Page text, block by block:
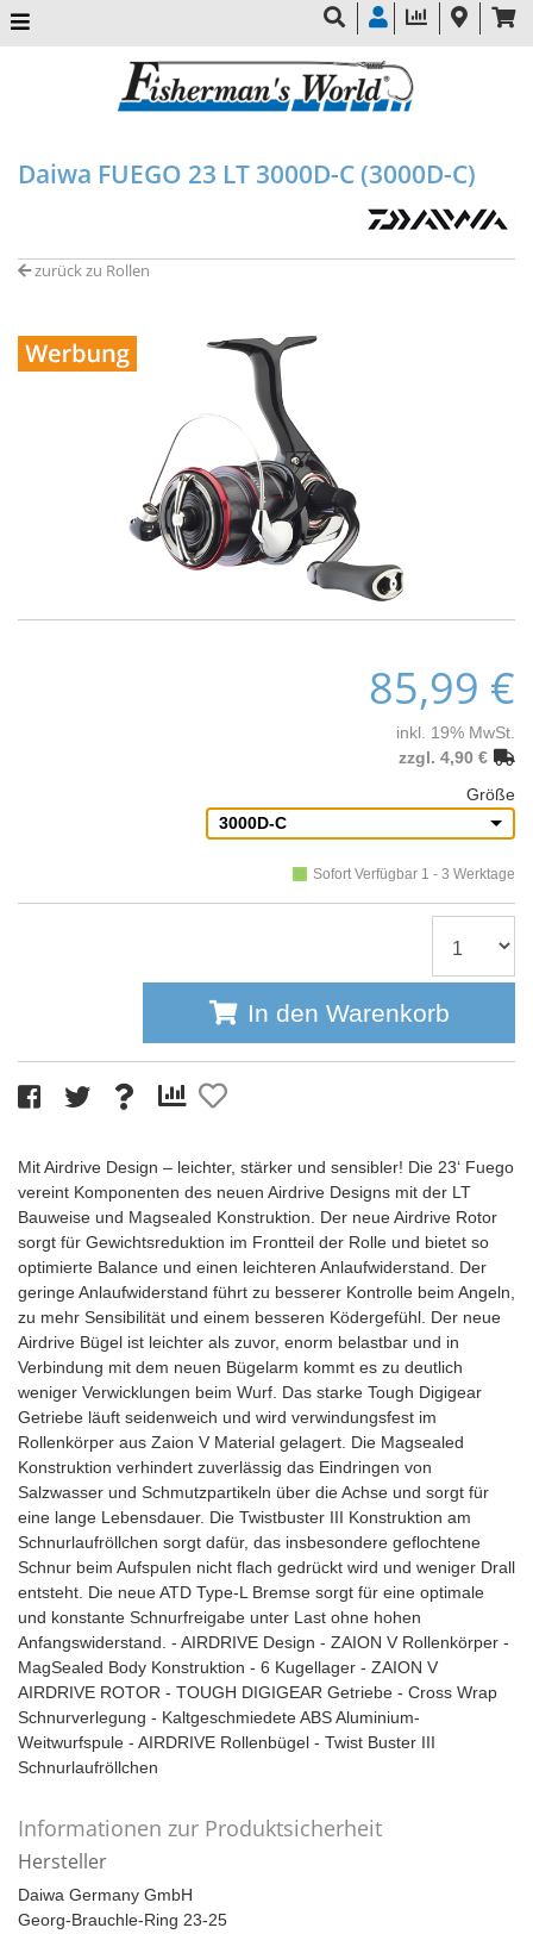
Daiwa FUEGO 23 LT 3000D-C (3000D-C)
zurück zu Rollen
85,99 €
inkl. 19% MwSt.
zzgl. 4,90 €
Größe
3000D-C
Sofort Verfügbar 1 - 3 Werktage
In den Warenkorb
Mit Airdrive Design – leichter, stärker und sensibler! Die 23‘ Fuego
vereint Komponenten des neuen Airdrive Designs mit der LT
Bauweise und Magsealed Konstruktion. Der neue Airdrive Rotor
sorgt für Gewichtsreduktion im Frontteil der Rolle und bietet so
optimierte Balance und einen leichteren Anlaufwiderstand. Der
geringe Anlaufwiderstand führt zu besserer Kontrolle beim Angeln,
zu mehr Sensibilität und einem besseren Ködergefühl. Der neue
Airdrive Bügel ist leichter als zuvor, enorm belastbar und in
Verbindung mit dem neuen Bügelarm kommt es zu deutlich
weniger Verwicklungen beim Wurf. Das starke Tough Digigear
Getriebe läuft seidenweich und wird verwindungsfest im
Rollenkörper aus Zaion V Material gelagert. Die Magsealed
Konstruktion verhindert zuverlässig das Eindringen von
Salzwasser und Schmutzpartikeln über die Achse und sorgt für
eine lange Lebensdauer. Die Twistbuster III Konstruktion am
Schnurlaufröllchen sorgt dafür, das insbesondere geflochtene
Schnur beim Aufspulen nicht flach gedrückt wird und weniger Drall
entsteht. Die neue ATD Type-L Bremse sorgt für eine optimale
und konstante Schnurfreigabe unter Last ohne hohen
Anfangswiderstand. - AIRDRIVE Design - ZAION V Rollenkörper -
MagSealed Body Konstruktion - 6 Kugellager - ZAION V
AIRDRIVE ROTOR - TOUGH DIGIGEAR Getriebe - Cross Wrap
Schnurverlegung - Kaltgeschmiedete ABS Aluminium-
Weitwurfspule - AIRDRIVE Rollenbügel - Twist Buster III
Schnurlaufröllchen
Informationen zur Produktsicherheit
Hersteller
Daiwa Germany GmbH
Georg-Brauchle-Ring 23-25